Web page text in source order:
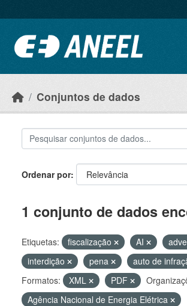
Conjuntos de dados
Ordenar por
1 conjunto de dados
Etiquetas: fiscalização AI
interdição
pena
auto de
Formatos:
XML PDF
Agência Nacional de Energia Elétrica